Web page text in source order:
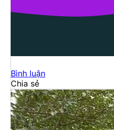
Bình luận
Chia sẻ